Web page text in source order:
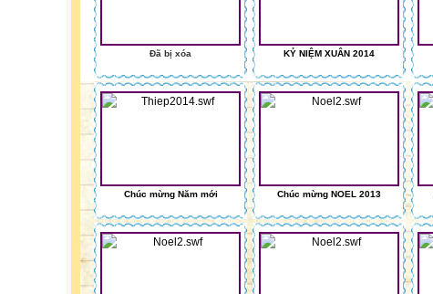
Đã bị xóa KỶ NIỆM XUÂN 2014
Chúc mừng Năm mới Chúc mừng NOEL 2013